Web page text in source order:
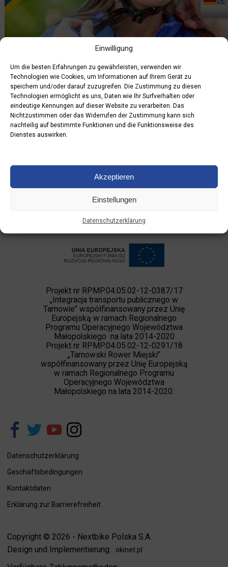
Einwilligung
Um die besten Erfahrungen zu gewährleisten, verwenden wir
Technologien wie Cookies, um Informationen auf Ihrem Gerät zu
speichern und/oder darauf zuzugreifen. Die Zustimmung zu diesen
Technologien ermöglicht es uns, Daten wie Ihr Surfverhalten oder
eindeutige Kennungen auf dieser Website zu verarbeiten. Das
Nichtzustimmen oder das Widerrufen der Zustimmung kann sich
nachteilig auf bestimmte Funktionen und die Funktionsweise des
Dienstes auswirken.
Akzeptieren
Einstellungen
Datenschutzerklärung
30.03.2026
Leider ist der Eintrag nur aufPolski verfügbar.
Projekt nr RPMP.04.05.02-12-0387/17
„Integracja transportu publicznego w
Tarnowie” współfinansowany przez Unię
Europejską w ramach Regionalnego
Programu Operacyjnego Województwa
Małopolskiego na lata 2014-2020
Projekt nr RPMP.04.05.02-12-0291/18
„Tarnowski Rower Miejski”
współfinansowany przez Unię Europejską
w ramach Regionalnego Programu
Operacyjnego Województwa
Małopolskiego na lata 2014-2020.
Datenschutzerklärung
Geschäftsbedingungen
Kontaktdaten
Erklärung zur Barrierefreiheit
Copyright © 2026 - Nextbike Polska S.A.
Design und Implementierung:
okinet.pl